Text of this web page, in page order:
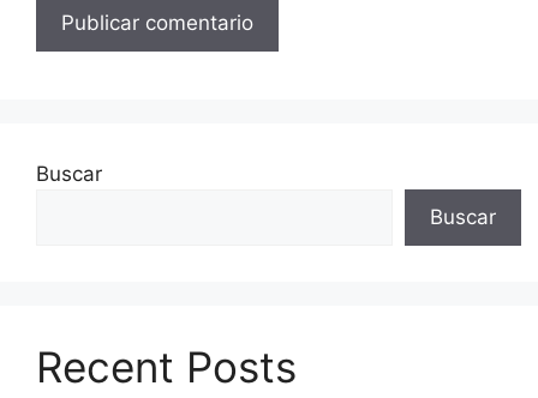
Buscar
Buscar
Recent Posts